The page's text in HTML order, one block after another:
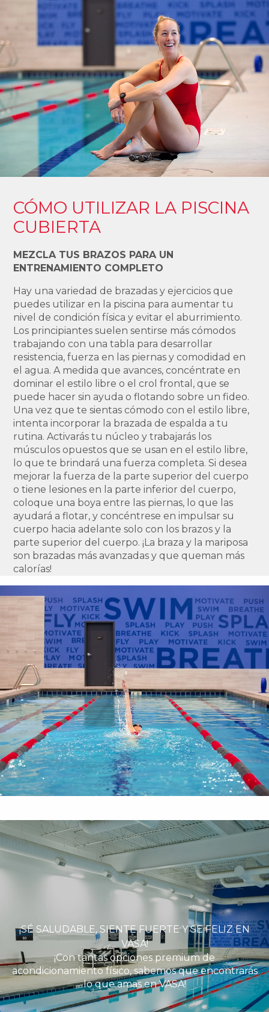
CÓMO UTILIZAR LA PISCINA
CUBIERTA
MEZCLA TUS BRAZOS PARA UN
ENTRENAMIENTO COMPLETO
Hay una variedad de brazadas y ejercicios que
puedes utilizar en la piscina para aumentar tu
nivel de condición física y evitar el aburrimiento.
Los principiantes suelen sentirse más cómodos
trabajando con una tabla para desarrollar
resistencia, fuerza en las piernas y comodidad en
el agua. A medida que avances, concéntrate en
dominar el estilo libre o el crol frontal, que se
puede hacer sin ayuda o flotando sobre un fideo.
Una vez que te sientas cómodo con el estilo libre,
intenta incorporar la brazada de espalda a tu
rutina. Activarás tu núcleo y trabajarás los
músculos opuestos que se usan en el estilo libre,
lo que te brindará una fuerza completa. Si desea
mejorar la fuerza de la parte superior del cuerpo
o tiene lesiones en la parte inferior del cuerpo,
coloque una boya entre las piernas, lo que las
ayudará a flotar, y concéntrese en impulsar su
cuerpo hacia adelante solo con los brazos y la
parte superior del cuerpo. ¡La braza y la mariposa
son brazadas más avanzadas y que queman más
calorías!
¡SÉ SALUDABLE, SIENTE FUERTE Y SE FELIZ EN
VASA!
¡Con tantas opciones premium de
acondicionamiento físico, sabemos que encontrarás
lo que amas en VASA!